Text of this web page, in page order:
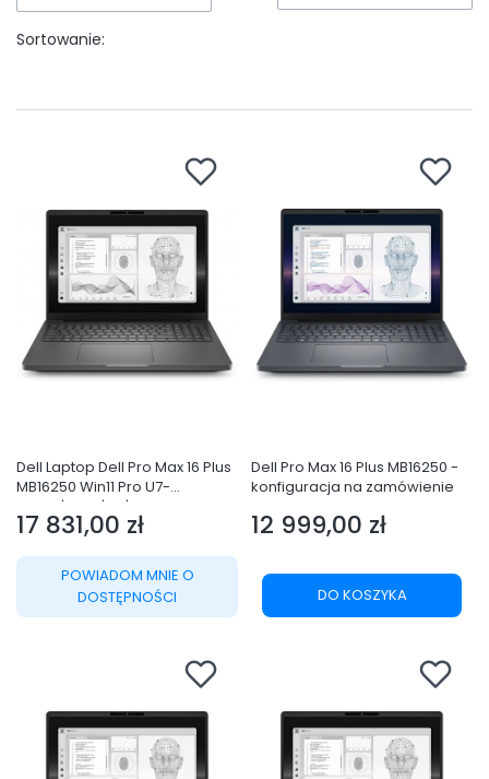
Sortowanie:
Dell Laptop Dell Pro Max 16 Plus
MB16250 Win11 Pro U7-
265HX|32GB|1TB|Nvidia RTX PRO
3000 Blackwell 12GB
SmtCd|Cam|WLAN + BT|16.0
FHD|Bac
Cena
17 831,00 zł
POWIADOM MNIE O
DOSTĘPNOŚCI
Dell Pro Max 16 Plus MB16250 -
konfiguracja na zamówienie
Cena
12 999,00 zł
DO KOSZYKA